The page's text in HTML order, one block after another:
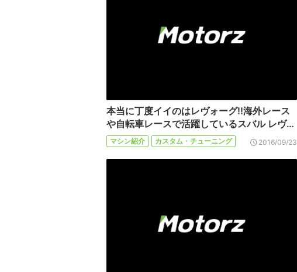
本当に丁度イイのはレヴォーグ!!海外レース
や自転車レースで活躍しているスバル レヴ…
マシン紹介 カスタム・チューニング 2016/09/23